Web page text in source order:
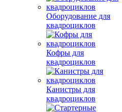
Оборудование для
квадроциклов
Кофры для
квадроциклов
Канистры для
квадроциклов